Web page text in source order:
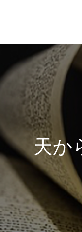
らのプ